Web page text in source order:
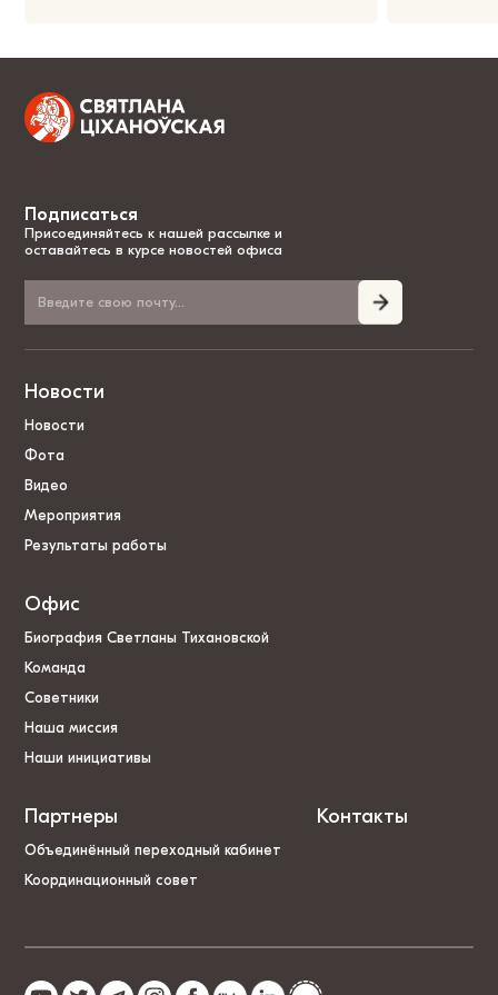
Подписаться
Присоединяйтесь к нашей рассылке и
оставайтесь в курсе новостей офиса
Новости
Новости
Фота
Видео
Мероприятия
Результаты работы
Офис
Биография Светланы Тихановской
Команда
Советники
Наша миссия
Наши инициативы
Партнеры
Объединённый переходный кабинет
Координационный совет
Контакты